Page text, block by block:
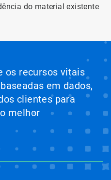
do material existente
os recursos vitais
em dados,
clientes para
melhor